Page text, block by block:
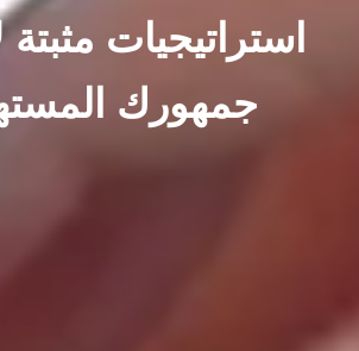
استراتيجيات
جمهورك